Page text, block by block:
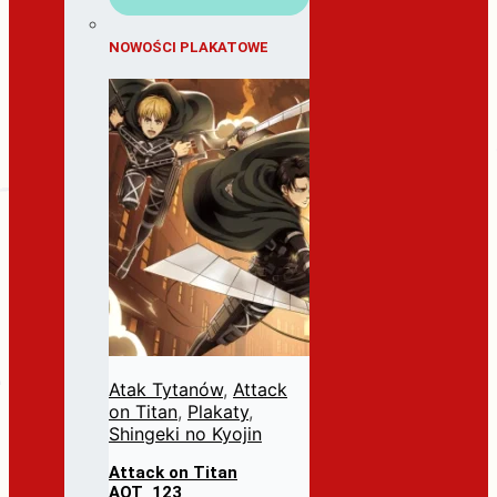
NOWOŚCI PLAKATOWE
Atak Tytanów, Attack
on Titan, Plakaty,
Shingeki no Kyojin
Attack on Titan
AOT_123